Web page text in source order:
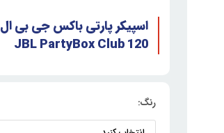
اسپیکر پارتی باکس جی بی ال
JBL PartyBox Club 120
رنگ: